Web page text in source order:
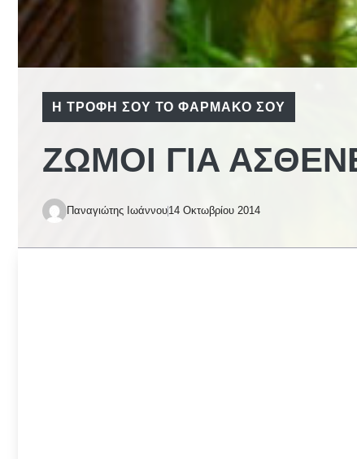
Η ΤΡΟΦΉ ΣΟΥ ΤΟ ΦΆΡΜΑΚΟ ΣΟΥ
ΖΩΜΟΊ ΓΙΑ
Παναγιώτης Ιωάννου14 Οκτωβρίου 2014